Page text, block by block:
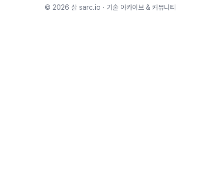
© 2026 삵 sarc.io · 기술 아카이브 & 커뮤니티